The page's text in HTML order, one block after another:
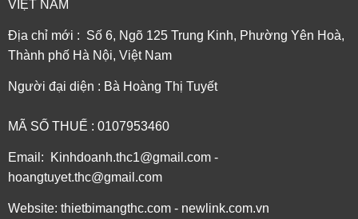
VIỆT NAM
Địa chỉ mới : Số 6, Ngõ 125 Trung Kinh, Phường Yên Hoà,
Thành phố Hà Nội, Việt Nam
Người đại diện : Bà Hoàng Thị Tuyết
MÃ SỐ THUẾ : 0107953460
Email: Kinhdoanh.thc1@gmail.com -
hoangtuyet.thc@gmail.com
Website: thietbimangthc.com - newlink.com.vn